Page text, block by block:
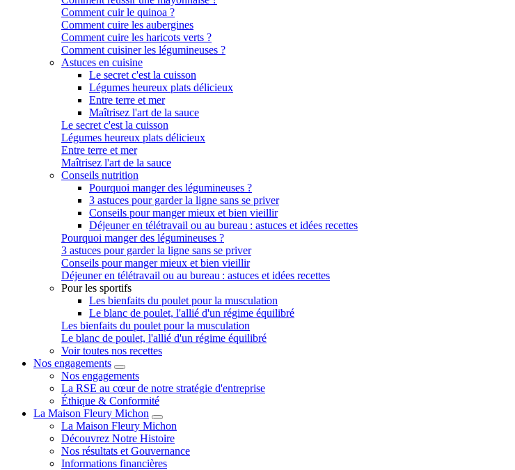
Comment cuir le quinoa ?
Comment cuire les aubergines
Comment cuire les haricots verts ?
Comment cuisiner les légumineuses ?
Astuces en cuisine
Le secret c'est la cuisson
Légumes heureux plats délicieux
Entre terre et mer
Maîtrisez l'art de la sauce
Le secret c'est la cuisson
Légumes heureux plats délicieux
Entre terre et mer
Maîtrisez l'art de la sauce
Conseils nutrition
Pourquoi manger des légumineuses ?
3 astuces pour garder la ligne sans se priver
Conseils pour manger mieux et bien vieillir
Déjeuner en télétravail ou au bureau : astuces et idées recettes
Pourquoi manger des légumineuses ?
3 astuces pour garder la ligne sans se priver
Conseils pour manger mieux et bien vieillir
Déjeuner en télétravail ou au bureau : astuces et idées recettes
Pour les sportifs
Les bienfaits du poulet pour la musculation
Le blanc de poulet, l'allié d'un régime équilibré
Les bienfaits du poulet pour la musculation
Le blanc de poulet, l'allié d'un régime équilibré
Voir toutes nos recettes
Nos engagements
Nos engagements
La RSE au cœur de notre stratégie d'entreprise
Éthique & Conformité
La Maison Fleury Michon
La Maison Fleury Michon
Découvrez Notre Histoire
Nos résultats et Gouvernance
Informations financières